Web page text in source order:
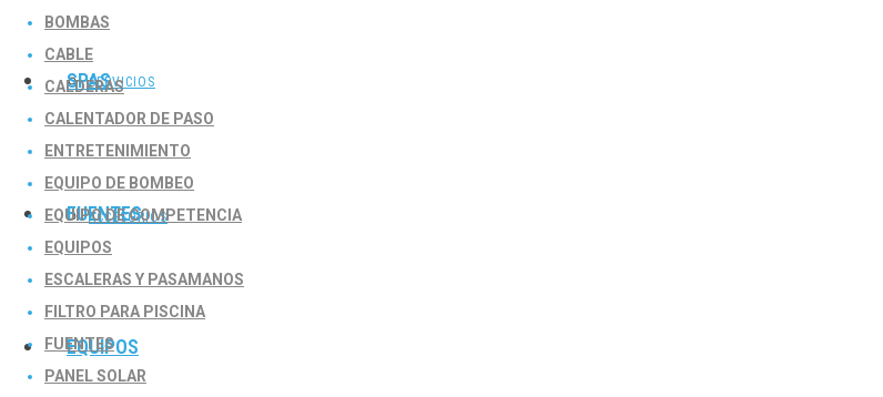
SERVICIOS
ACCESORIOS
SPAS
FUENTES
EQUIPOS
BOMBAS
CABLE
CALDERAS
CALENTADOR DE PASO
ENTRETENIMIENTO
EQUIPO DE BOMBEO
EQUIPO DE COMPETENCIA
EQUIPOS
ESCALERAS Y PASAMANOS
FILTRO PARA PISCINA
FUENTES
PANEL SOLAR